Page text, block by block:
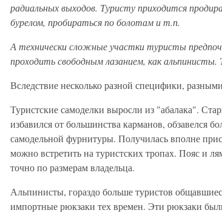
радиальных выходов. Туристу приходится
бурелом, пробираться по болотам и т.п.
А технически сложные участки туристы
проходить свободным лазанием, как
Вследствие несколько разной специфики,
Туристские самоделки выросли из "абалака".
избавился от большинства карманов, обзавелся
самодельной фурнитуры. Получилась вполне
можно встретить на туристских тропах. Пояс и
точно по размерам владельца.
Альпинисты, гораздо больше туристов
импортные рюкзаки тех времен. Эти рюкзаки